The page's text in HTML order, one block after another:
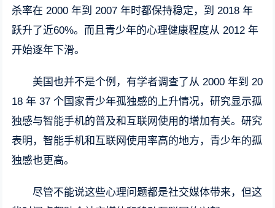
杀率在 2000 年到 2007 年时都保持稳定，到 2018 年
跃升了近60%。而且青少年的心理健康程度从 2012 年
开始逐年下滑。
美国也并不是个例，有学者调查了从 2000 年到 20
18 年 37 个国家青少年孤独感的上升情况，研究显示孤
独感与智能手机的普及和互联网使用的增加有关。研究
表明，智能手机和互联网使用率高的地方，青少年的孤
独感也更高。
尽管不能说这些心理问题都是社交媒体带来，但这